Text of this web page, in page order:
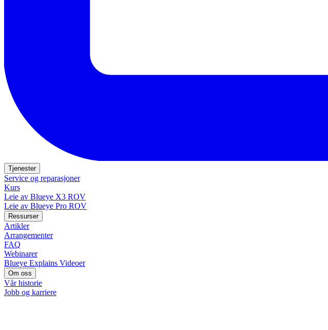
Tjenester
Service og reparasjoner
Kurs
Leie av Blueye X3 ROV
Leie av Blueye Pro ROV
Ressurser
Artikler
Arrangementer
FAQ
Webinarer
Blueye Explains Videoer
Om oss
Vår historie
Jobb og karriere